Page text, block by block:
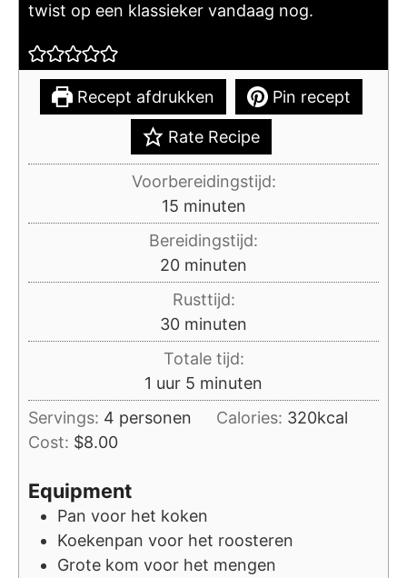
twist op een klassieker vandaag nog.
Recept afdrukken Pin recept
Rate Recipe
Voorbereidingstijd:
15minuten
minuten
Bereidingstijd:
20minuten
minuten
Rusttijd:
30minuten
minuten
Totale tijd:
1 uur
uur 5 minuten
minuten
Servings: 4 personen Calories: 320kcal
Cost: $8.00
Equipment
Pan voor het koken
Koekenpan voor het roosteren
Grote kom voor het mengen